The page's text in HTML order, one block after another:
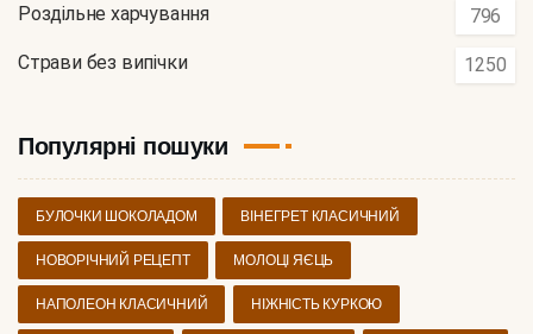
Роздільне харчування 796
Страви без випічки 1250
Популярні пошуки
БУЛОЧКИ ШОКОЛАДОМ ВІНЕГРЕТ КЛАСИЧНИЙ
НОВОРІЧНИЙ РЕЦЕПТ МОЛОЦІ ЯЄЦЬ
НАПОЛЕОН КЛАСИЧНИЙ НІЖНІСТЬ КУРКОЮ